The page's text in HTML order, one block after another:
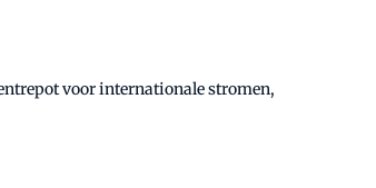
voor internationale stromen,